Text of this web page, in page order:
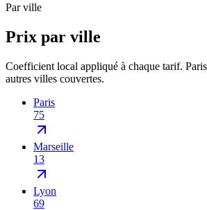
Par ville
Prix par ville
Coefficient local appliqué à chaque tarif.
autres villes couvertes.
Paris
75
Marseille
13
Lyon
69